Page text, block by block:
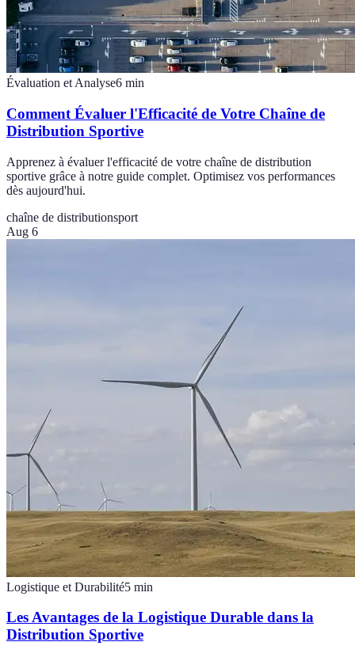
Évaluation et Analyse6 min
Comment Évaluer l'Efficacité de Votre Chaîne de
Distribution Sportive
Apprenez à évaluer l'efficacité de votre chaîne de distribution
sportive grâce à notre guide complet. Optimisez vos performances
dès aujourd'hui.
chaîne de distributionsport
Aug 6
Logistique et Durabilité5 min
Les Avantages de la Logistique Durable dans la
Distribution Sportive